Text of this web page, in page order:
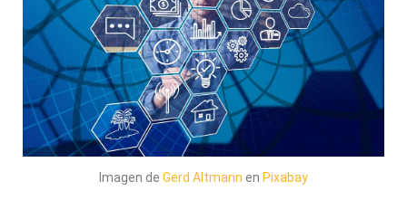
Imagen de Gerd Altmann en Pixabay